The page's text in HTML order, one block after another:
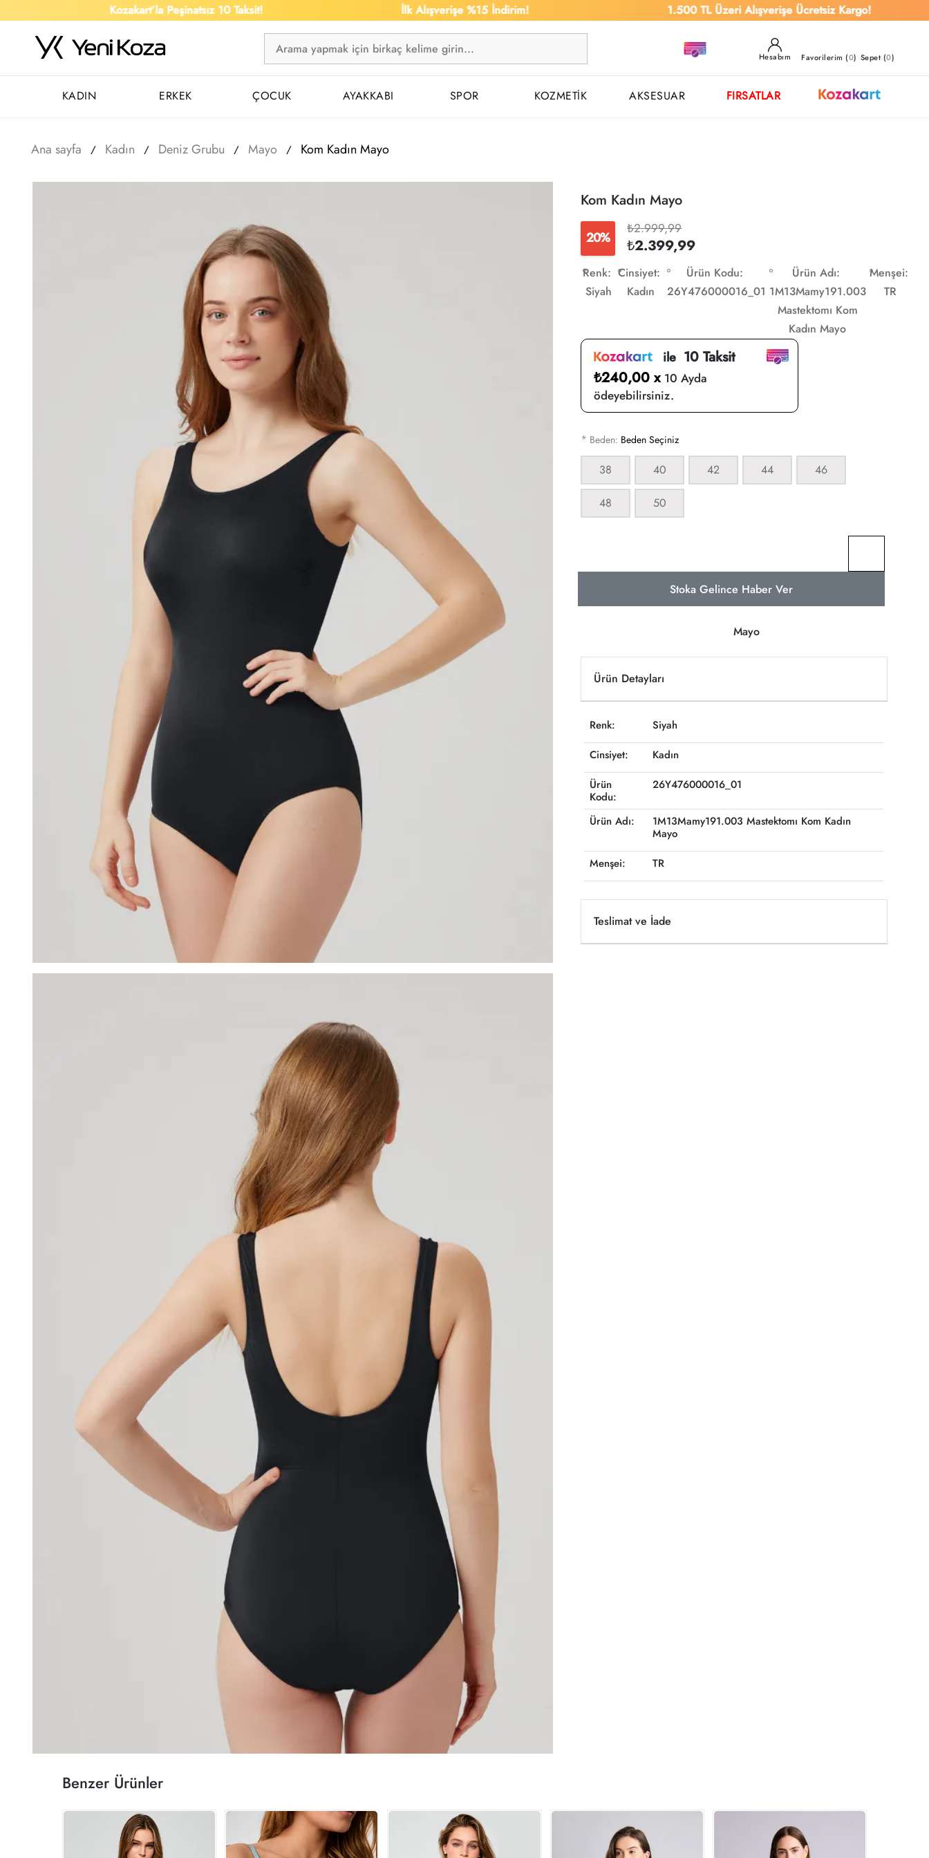
Kozakart’la Peşinatsız 10 Taksit! İlk Alışverişe %15 İndirim! 1.500 TL Üzeri Alışverişe Ücretsiz Kargo!
Hesabım Favorilerim (0) Sepet (0)
KADIN ERKEK ÇOCUK AYAKKABI SPOR KOZMETİK AKSESUAR FIRSATLAR
Ana sayfa Kadın Deniz Grubu Mayo Kom Kadın Mayo
Kom Kadın Mayo
20%
₺2.999,99
₺2.399,99
Renk:
Siyah
Cinsiyet:
Kadın
Ürün Kodu:
26Y476000016_01
Ürün Adı:
1M13Mamy191.003
Mastektomı Kom
Kadın Mayo
Menşei:
TR
ile10 Taksit
₺240,00 x 10 Ayda
ödeyebilirsiniz.
* Beden: Beden Seçiniz
38 40 42 44 46
48 50
Stoka Gelince Haber Ver
Mayo
Ürün Detayları
Renk:
Siyah
Cinsiyet:
Kadın
Ürün
Kodu:
26Y476000016_01
Ürün Adı:
1M13Mamy191.003 Mastektomı Kom Kadın
Mayo
Menşei:
TR
Teslimat ve İade
Benzer Ürünler